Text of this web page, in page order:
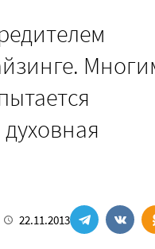
22.11.2013